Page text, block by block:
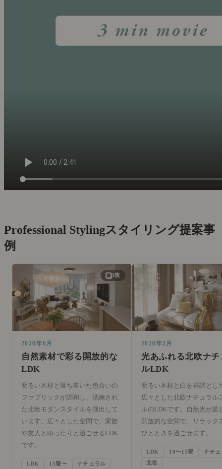
Professional Stylingスタイリング提案事
例
3枚
2026年6月
自然素材で彩る開放的な
LDK
明るい木材と落ち着いた色合いの
ファブリックが調和し、洗練され
た北欧モダンスタイルを演出して
います。広々とした空間で、家族
や友人とゆったりと過ごせるLDK
です。
LDK 15畳〜
ナチュラル
2026年2月
光あふれる北欧ナチ
ルLDK
明るい木材と白を基調とし
広々とした北欧ナチュラル
ルのLDKです。自然光が差
開放的な空間で、リラック
ひとときを過ごせます。
LDK 10〜15畳
ナチュ
北欧